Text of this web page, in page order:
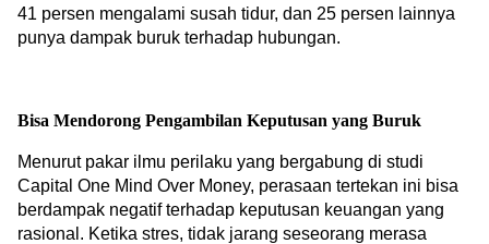
41 persen mengalami susah tidur, dan 25 persen lainnya
punya dampak buruk terhadap hubungan.
Bisa Mendorong Pengambilan Keputusan yang Buruk
Menurut pakar ilmu perilaku yang bergabung di studi
Capital One Mind Over Money, perasaan tertekan ini bisa
berdampak negatif terhadap keputusan keuangan yang
rasional. Ketika stres, tidak jarang seseorang merasa